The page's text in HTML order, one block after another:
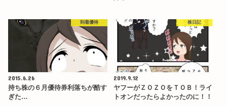
到着優待
2015.6.26
持ち株の６月優待券利落ちが酷す
ぎた…
株日記
2019.9.12
ヤフーがＺＯＺＯをＴＯＢ！ライ
トオンだったらよかったのに！！